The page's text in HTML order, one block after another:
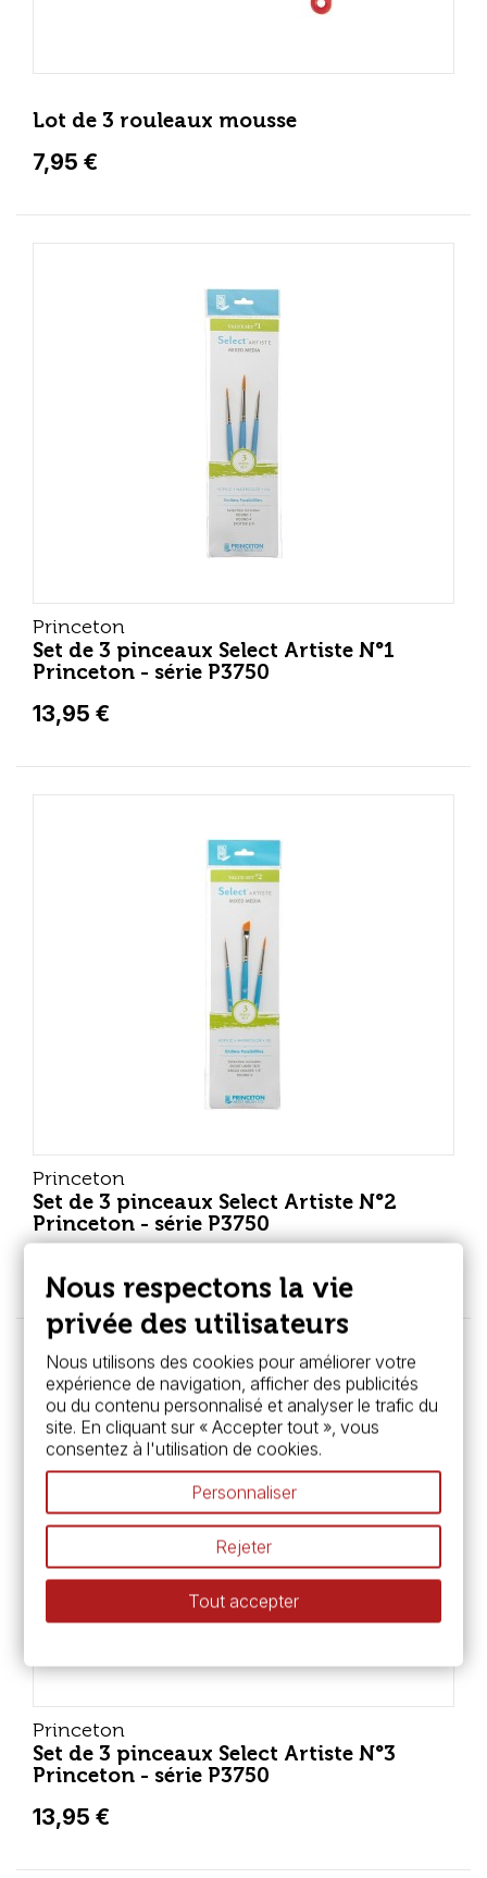
Lot de 3 rouleaux mousse
7,95 €
Princeton
Set de 3 pinceaux Select Artiste N°1
Princeton - série P3750
13,95 €
Princeton
Set de 3 pinceaux Select Artiste N°2
Princeton - série P3750
Princeton
Set de 3 pinceaux Select Artiste N°3
Princeton - série P3750
13,95 €
Nous respectons la vie
privée des utilisateurs
Nous utilisons des cookies pour améliorer votre
expérience de navigation, afficher des publicités
ou du contenu personnalisé et analyser le trafic du
site. En cliquant sur « Accepter tout », vous
consentez à l'utilisation de cookies.
Personnaliser
Rejeter
Tout accepter